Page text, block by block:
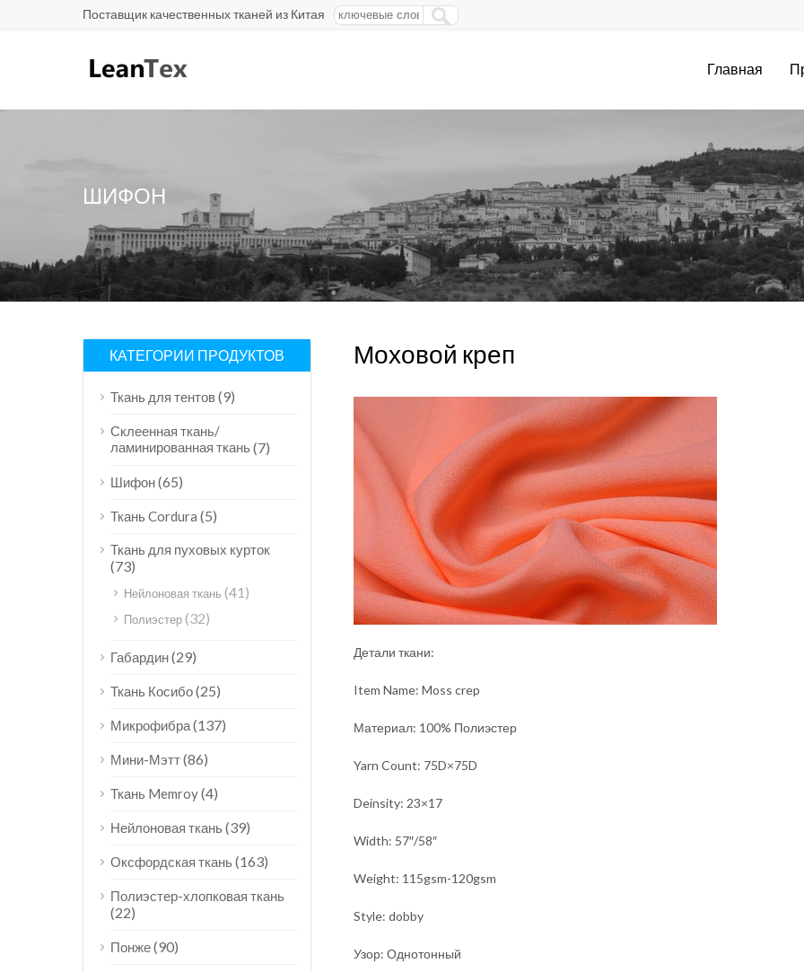
Поставщик качественных тканей из Китая
Главная
ШИФОН
Моховой креп
Детали ткани:
Item Name: Moss crep
Материал: 100% Полиэстер
Yarn Count: 75D×75D
Deinsity: 23×17
Width: 57″/58″
Weight: 115gsm-120gsm
Style: dobby
Узор: Однотонный
КАТЕГОРИИ ПРОДУКТОВ
Ткань для тентов(9)
Склеенная ткань/
ламинированная ткань(7)
Шифон(65)
Ткань Cordura (5)
Ткань для пуховых курток
(73)
Нейлоновая ткань (41)
Полиэстер(32)
Габардин(29)
Ткань Косибо(25)
Микрофибра(137)
Мини-Мэтт(86)
Ткань Memroy(4)
Нейлоновая ткань(39)
Оксфордская ткань(163)
Полиэстер-хлопковая ткань
(22)
Понже(90)